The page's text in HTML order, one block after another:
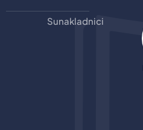
Sunakladnici